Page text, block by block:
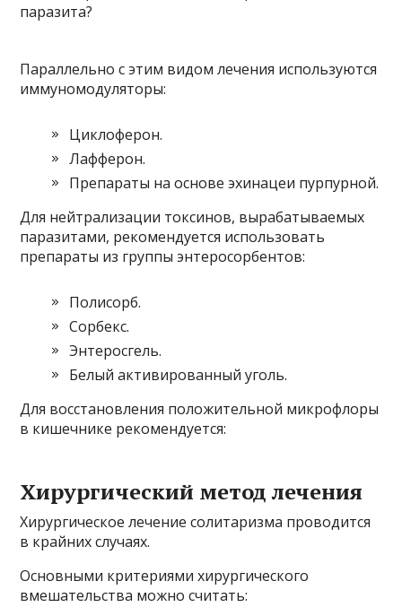
Параллельно с этим видом лечения используются
иммуномодуляторы:
Циклоферон.
Лафферон.
Препараты на основе эхинацеи пурпурной.
Для нейтрализации токсинов, вырабатываемых
паразитами, рекомендуется использовать
препараты из группы энтеросорбентов:
Полисорб.
Сорбекс.
Энтеросгель.
Белый активированный уголь.
Для восстановления положительной микрофлоры
в кишечнике рекомендуется:
Хирургический метод лечения
Хирургическое лечение солитаризма проводится
в крайних случаях.
Основными критериями хирургического
вмешательства можно считать: